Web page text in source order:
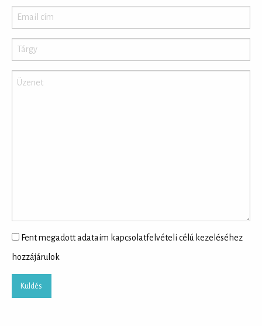
Fent megadott adataim kapcsolatfelvételi célú kezeléséhez
hozzájárulok